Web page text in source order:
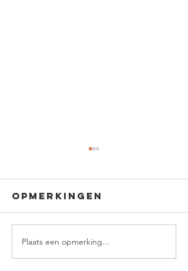
Durf te
kiezen voor
Opmerkingen
Plaats een opmerking...